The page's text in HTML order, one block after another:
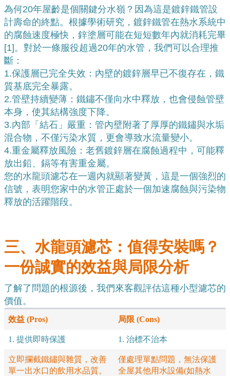
為何20年屋齡是個關鍵分水嶺？因為這是鍍鋅鐵管設
計壽命的終點。根據學術研究，鍍鋅鐵管在熱水系統中
的腐蝕速度極快，鋅塗層可能在短短數年內就消耗完畢
[1]。對於一條服役超過20年的水管，我們可以合理推
斷：
1.保護層已完全失效：內壁的鍍鋅層早已不復存在，鐵
質基底完全暴露。
2.管壁持續變薄：鐵鏽不僅向水中釋放，也會侵蝕管壁
本身，使其結構強度下降。
3.內部「結石」嚴重：管內壁附著了厚厚的鐵鏽與水垢
混合物，不僅污染水質，更會導致水流量變小。
4.重金屬釋放風險：老舊鍍鋅層在腐蝕過程中，可能釋
放出鉛、鎘等有害重金屬。
您的水龍頭濾芯在一週內就顯著變黃，這是一個強烈的
信號，表明您家中的水管正處於一個加速腐蝕與污染物
釋放的活躍階段。
三、水龍頭濾芯：值得安裝嗎？
一份誠實的效益與局限分析
了解了問題的根源後，我們來客觀評估這種小型濾芯的
價值。
效益 (Pros) 局限 (Cons)
1. 提供即時保護 1. 治標不治本
立即攔截鐵鏽與雜質，改善
單一出水口的飲用水品質。
僅處理單點問題，無法保護
全屋其他用水設備(如熱水